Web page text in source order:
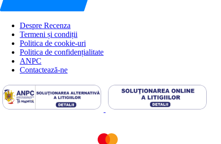
Despre Recenza
Termeni și condiții
Politica de cookie-uri
Politica de confidențialitate
ANPC
Contactează-ne